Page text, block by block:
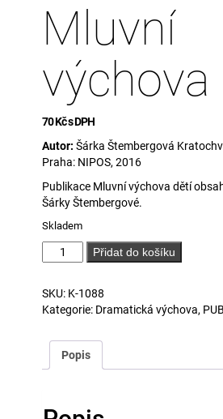
Mluvní
výchova
70Kčs DPH
Autor:Šárka Štembergová
Praha: NIPOS, 2016
Publikace Mluvní výchova dětí
Šárky Štembergové.
Skladem
Mluvní
výchova
množství
Přidat do košíku
SKU: K-1088
Kategorie: Dramatická výchova,
Popis